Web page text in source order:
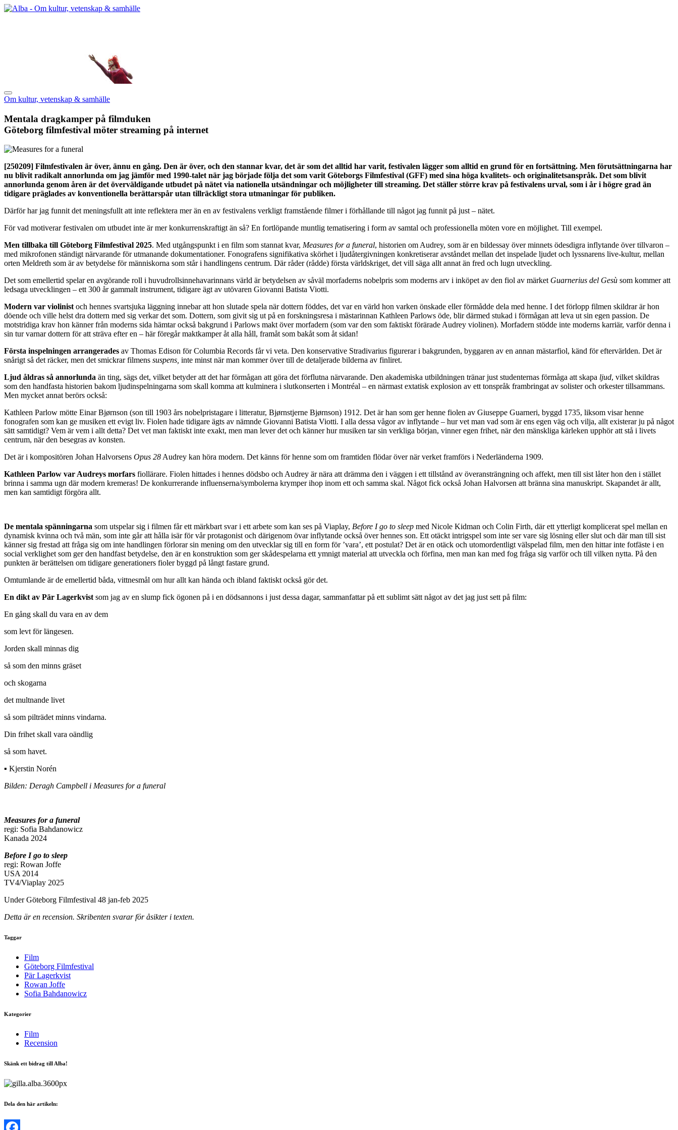
Om kultur, vetenskap & samhälle
Mentala dragkamper på filmduken
Göteborg filmfestival möter streaming på internet
[250209] Filmfestivalen är över, ännu en gång. Den är över, och den stannar kvar, det är som det alltid har varit, festivalen lägger som alltid en grund för en fortsättning. Men förutsättningarna har
nu blivit radikalt annorlunda om jag jämför med 1990-talet när jag började följa det som varit Göteborgs Filmfestival (GFF) med sina höga kvalitets- och originalitetsanspråk. Det som blivit
annorlunda genom åren är det överväldigande utbudet på nätet via nationella utsändningar och möjligheter till streaming. Det ställer större krav på festivalens urval, som i år i högre grad än
tidigare präglades av konventionella berättarspår utan tillräckligt stora utmaningar för publiken.
Därför har jag funnit det meningsfullt att inte reflektera mer än en av festivalens verkligt framstående filmer i förhållande till något jag funnit på just – nätet.
För vad motiverar festivalen om utbudet inte är mer konkurrenskraftigt än så? En fortlöpande muntlig tematisering i form av samtal och professionella möten vore en möjlighet. Till exempel.
Men tillbaka till Göteborg Filmfestival 2025. Med utgångspunkt i en film som stannat kvar, Measures for a funeral, historien om Audrey, som är en bildessay över minnets ödesdigra inflytande över tillvaron –
med mikrofonen ständigt närvarande för utmanande dokumentationer. Fonografens signifikativa skörhet i ljudåtergivningen konkretiserar avståndet mellan det inspelade ljudet och lyssnarens live-kultur, mellan
orten Meldreth som är av betydelse för människorna som står i handlingens centrum. Där råder (rådde) första världskriget, det vill säga allt annat än fred och lugn utveckling.
Det som emellertid spelar en avgörande roll i huvudrollsinnehavarinnans värld är betydelsen av såväl morfaderns nobelpris som moderns arv i inköpet av den fiol av märket Guarnerius del Gesù som kommer att
ledsaga utvecklingen – ett 300 år gammalt instrument, tidigare ägt av utövaren Giovanni Batista Viotti.
Modern var violinistoch hennes svartsjuka läggning innebar att hon slutade spela när dottern föddes, det var en värld hon varken önskade eller förmådde dela med henne. I det förlopp filmen skildrar är hon
döende och ville helst dra dottern med sig verkar det som. Dottern, som givit sig ut på en forskningsresa i mästarinnan Kathleen Parlows öde, blir därmed stukad i förmågan att leva ut sin egen passion. De
motstridiga krav hon känner från moderns sida hämtar också bakgrund i Parlows makt över morfadern (som var den som faktiskt förärade Audrey violinen). Morfadern stödde inte moderns karriär, varför denna i
sin tur varnar dottern för att sträva efter en – här föregår maktkamper åt alla håll, framåt som bakåt som åt sidan!
Första inspelningen arrangerades av Thomas Edison för Columbia Records får vi veta. Den konservative Stradivarius figurerar i bakgrunden, byggaren av en annan mästarfiol, känd för eftervärlden. Det är
snårigt så det räcker, men det smickrar filmens suspens, inte minst när man kommer över till de detaljerade bilderna av finliret.
Ljud åldras så annorlunda än ting, sägs det, vilket betyder att det har förmågan att göra det förflutna närvarande. Den akademiska utbildningen tränar just studenternas förmåga att skapa ljud, vilket skildras
som den handfasta historien bakom ljudinspelningarna som skall komma att kulminera i slutkonserten i Montréal – en närmast extatisk explosion av ett tonspråk frambringat av solister och orkester tillsammans.
Men mycket annat berörs också:
Kathleen Parlow mötte Einar Bjørnson (son till 1903 års nobelpristagare i litteratur, Bjørnstjerne Bjørnson) 1912. Det är han som ger henne fiolen av Giuseppe Guarneri, byggd 1735, liksom visar henne
fonografen som kan ge musiken ett evigt liv. Fiolen hade tidigare ägts av nämnde Giovanni Batista Viotti. I alla dessa vågor av inflytande – hur vet man vad som är ens egen väg och vilja, allt existerar ju på något
sätt samtidigt? Vem är vem i allt detta? Det vet man faktiskt inte exakt, men man lever det och känner hur musiken tar sin verkliga början, vinner egen frihet, när den mänskliga kärleken upphör att stå i livets
centrum, när den besegras av konsten.
Det är i kompositören Johan Halvorsens Opus 28Audrey kan höra modern. Det känns för henne som om framtiden flödar över när verket framförs i Nederländerna 1909.
Kathleen Parlow var Audreys morfars fiollärare. Fiolen hittades i hennes dödsbo och Audrey är nära att drämma den i väggen i ett tillstånd av överansträngning och affekt, men till sist låter hon den i stället
brinna i samma ugn där modern kremeras! De konkurrerande influenserna/symbolerna krymper ihop inom ett och samma skal. Något fick också Johan Halvorsen att bränna sina manuskript. Skapandet är allt,
men kan samtidigt förgöra allt.
De mentala spänningarna som utspelar sig i filmen får ett märkbart svar i ett arbete som kan ses på Viaplay, Before I go to sleep med Nicole Kidman och Colin Firth, där ett ytterligt komplicerat spel mellan en
dynamisk kvinna och två män, som inte går att hålla isär för vår protagonist och därigenom övar inflytande också över hennes son. Ett otäckt intrigspel som inte ser vare sig lösning eller slut och där man till sist
känner sig frestad att fråga sig om inte handlingen förlorar sin mening om den utvecklar sig till en form för ’vara’, ett postulat? Det är en otäck och utomordentligt välspelad film, men den hittar inte fotfäste i en
social verklighet som ger den handfast betydelse, den är en konstruktion som ger skådespelarna ett ymnigt material att utveckla och förfina, men man kan med fog fråga sig varför och till vilken nytta. På den
punkten är berättelsen om tidigare generationers fioler byggd på långt fastare grund.
Omtumlande är de emellertid båda, vittnesmål om hur allt kan hända och ibland faktiskt också gör det.
En dikt av Pär Lagerkvistsom jag av en slump fick ögonen på i en dödsannons i just dessa dagar, sammanfattar på ett sublimt sätt något av det jag just sett på film:
En gång skall du vara en av dem
som levt för längesen.
Jorden skall minnas dig
så som den minns gräset
och skogarna
det multnande livet
så som pilträdet minns vindarna.
Din frihet skall vara oändlig
så som havet.
▪ Kjerstin Norén
Bilden: Deragh Campbell i Measures for a funeral
Measures for a funeral
regi: Sofia Bahdanowicz
Kanada 2024
Before I go to sleep
regi: Rowan Joffe
USA 2014
TV4/Viaplay 2025
Under Göteborg Filmfestival 48 jan-feb 2025
Detta är en recension. Skribenten svarar för åsikter i texten.
Taggar
Film
Göteborg Filmfestival
Pär Lagerkvist
Rowan Joffe
Sofia Bahdanowicz
Kategorier
Film
Recension
Skänk ett bidrag till Alba!
Dela den här artikeln: